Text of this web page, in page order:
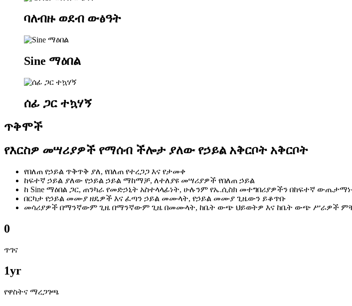
ባለብዙ ወደብ ውፅዓት
Sine ማዕበል
ሰፊ ጋር ተኳሃኝ
ጥቅሞች
የእርስዎ መሣሪያዎች የማሰብ ችሎታ ያለው የኃይል አቅርቦት አቅርቦት
የበለጠ የኃይል ጥቅጥቅ ያለ, የበለጠ የተረጋጋ እና የታመቀ
ከፍተኛ ኃይል ያለው የኃይል ኃይል ማከማቻ, ለተለያዩ መሣሪያዎች የበለጠ ኃይል
ከ Sine ማዕበል ጋር, ጠንካራ የመድኃኒት አስተላላፊነት, ሁሉንም የኤ.ሲስክ መተግበሪያዎችን በከፍተኛ
በርካታ የኃይል መሙያ ዘዴዎች እና ፈጣን ኃይል መሙላት, የኃይል መሙያ ጊዜውን ይቆጥቡ
መሳሪያዎች በማንኛውም ጊዜ በማንኛውም ጊዜ በመሙላት, ከቤት ውጭ ህይወትዎ እና ከቤት ውጭ ሥራዎች
0
ጥገና
1yr
የዋስትና ማረጋገጫ